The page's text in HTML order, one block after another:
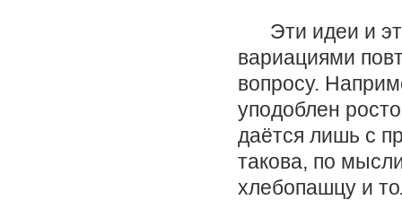
Эти идеи и
вариациями
вопросу.
уподоблен
даётся лишь с
такова, по
хлебопашцу и